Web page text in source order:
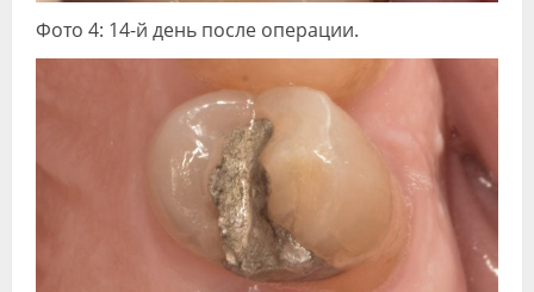
Фото 4: 14-й день после операции.